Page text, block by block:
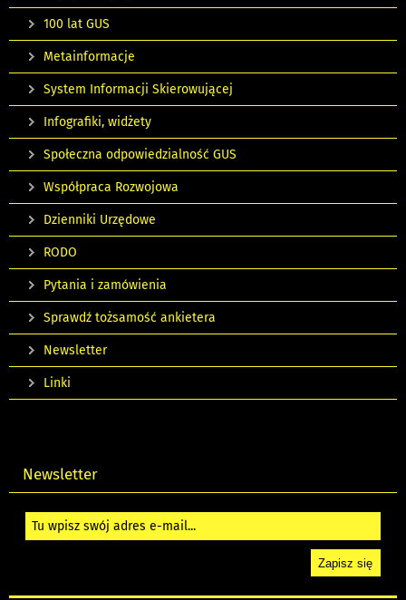
100 lat GUS
Metainformacje
System Informacji Skierowującej
Infografiki, widżety
Społeczna odpowiedzialność GUS
Współpraca Rozwojowa
Dzienniki Urzędowe
RODO
Pytania i zamówienia
Sprawdź tożsamość ankietera
Newsletter
Linki
Newsletter